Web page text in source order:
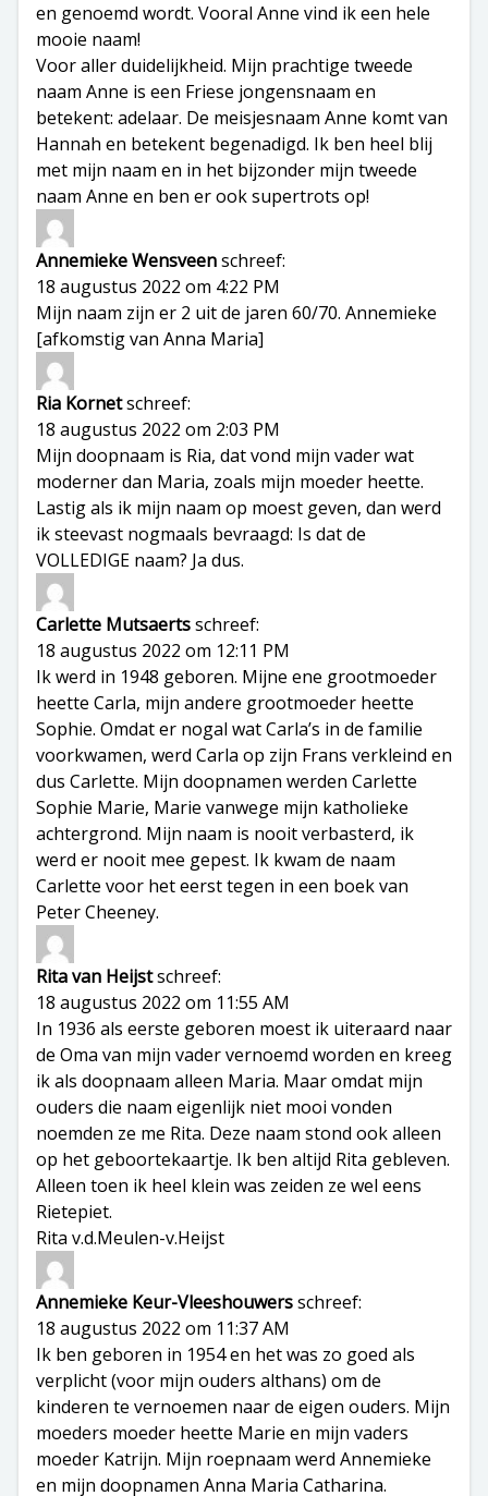
en genoemd wordt. Vooral Anne vind ik een hele
mooie naam!
Voor aller duidelijkheid. Mijn prachtige tweede
naam Anne is een Friese jongensnaam en
betekent: adelaar. De meisjesnaam Anne komt van
Hannah en betekent begenadigd. Ik ben heel blij
met mijn naam en in het bijzonder mijn tweede
naam Anne en ben er ook supertrots op!
Annemieke Wensveenschreef:
18 augustus 2022 om 4:22 PM
Mijn naam zijn er 2 uit de jaren 60/70. Annemieke
[afkomstig van Anna Maria]
Ria Kornetschreef:
18 augustus 2022 om 2:03 PM
Mijn doopnaam is Ria, dat vond mijn vader wat
moderner dan Maria, zoals mijn moeder heette.
Lastig als ik mijn naam op moest geven, dan werd
ik steevast nogmaals bevraagd: Is dat de
VOLLEDIGE naam? Ja dus.
Carlette Mutsaertsschreef:
18 augustus 2022 om 12:11 PM
Ik werd in 1948 geboren. Mijne ene grootmoeder
heette Carla, mijn andere grootmoeder heette
Sophie. Omdat er nogal wat Carla’s in de familie
voorkwamen, werd Carla op zijn Frans verkleind en
dus Carlette. Mijn doopnamen werden Carlette
Sophie Marie, Marie vanwege mijn katholieke
achtergrond. Mijn naam is nooit verbasterd, ik
werd er nooit mee gepest. Ik kwam de naam
Carlette voor het eerst tegen in een boek van
Peter Cheeney.
Rita van Heijstschreef:
18 augustus 2022 om 11:55 AM
In 1936 als eerste geboren moest ik uiteraard naar
de Oma van mijn vader vernoemd worden en kreeg
ik als doopnaam alleen Maria. Maar omdat mijn
ouders die naam eigenlijk niet mooi vonden
noemden ze me Rita. Deze naam stond ook alleen
op het geboortekaartje. Ik ben altijd Rita gebleven.
Alleen toen ik heel klein was zeiden ze wel eens
Rietepiet.
Rita v.d.Meulen-v.Heijst
Annemieke Keur-Vleeshouwersschreef:
18 augustus 2022 om 11:37 AM
Ik ben geboren in 1954 en het was zo goed als
verplicht (voor mijn ouders althans) om de
kinderen te vernoemen naar de eigen ouders. Mijn
moeders moeder heette Marie en mijn vaders
moeder Katrijn. Mijn roepnaam werd Annemieke
en mijn doopnamen Anna Maria Catharina.